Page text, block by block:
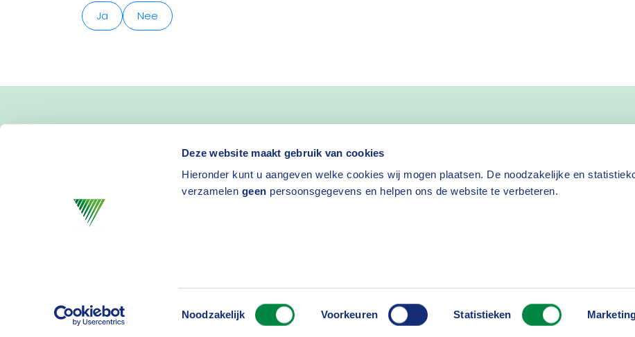
Deze website maakt gebruik van cookies
Hieronder kunt u aangeven welke cookies wij mogen plaatsen. De noodzakelijke en
verzamelen geen persoonsgegevens en helpen ons de website te verbeteren.
Toestemmingsselectie
Noodzakelijk Voorkeuren Statistieken
Ja Nee
Blijf op de hoogte van nieuws
en activiteiten
Nieuwsbrief aanvragen
Privacy DisclaimerCookies